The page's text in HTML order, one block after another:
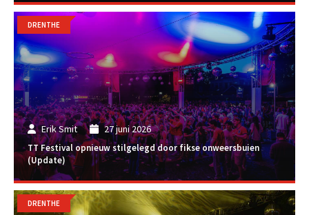
Erik Smit 27 juni 2026
TT Festival opnieuw stilgelegd door fikse onweersbuien
(Update)
DRENTHE
DRENTHE